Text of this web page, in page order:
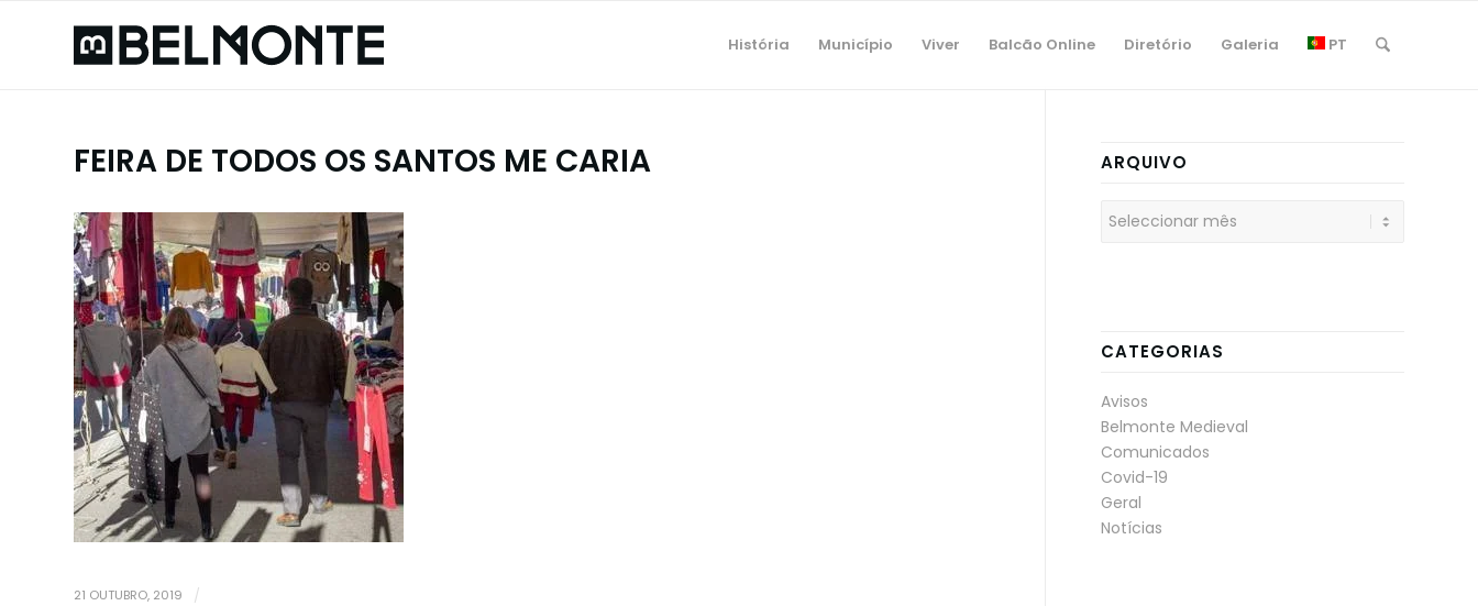
História Município Viver Balcão Online Diretório Galeria PT
FEIRA DE TODOS OS SANTOS ME CARIA
21 OUTUBRO, 2019 /
ARQUIVO
CATEGORIAS
Avisos
Belmonte Medieval
Comunicados
Covid-19
Geral
Notícias